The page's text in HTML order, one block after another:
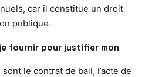
car il constitue un droit
publique.
fournir pour justifier mon
le contrat de bail, l’acte de